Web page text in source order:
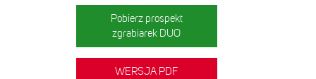
Pobierz prospekt
zgrabiarek DUO
WERSJA PDF